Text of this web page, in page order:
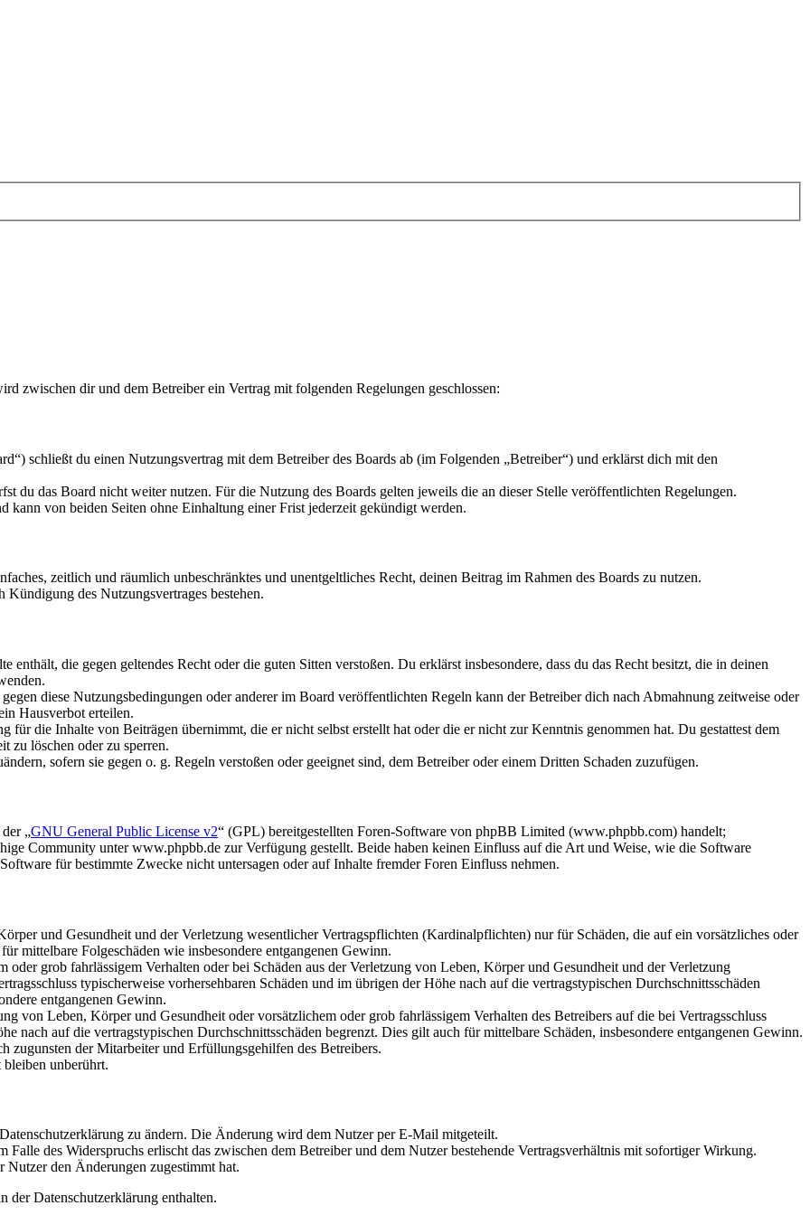
zwischen dir und dem Betreiber ein Vertrag mit folgenden Regelungen geschlossen:
schließt du einen Nutzungsvertrag mit dem Betreiber des Boards ab (im Folgenden „Betreiber“) und erklärst dich mit den
du das Board nicht weiter nutzen. Für die Nutzung des Boards gelten jeweils die an dieser Stelle veröffentlichten Regelungen.
kann von beiden Seiten ohne Einhaltung einer Frist jederzeit gekündigt werden.
zeitlich und räumlich unbeschränktes und unentgeltliches Recht, deinen Beitrag im Rahmen des Boards zu nutzen.
des Nutzungsvertrages bestehen.
enthält, die gegen geltendes Recht oder die guten Sitten verstoßen. Du erklärst insbesondere, dass du das Recht besitzt, die in deinen
diese Nutzungsbedingungen oder anderer im Board veröffentlichten Regeln kann der Betreiber dich nach Abmahnung zeitweise oder
Hausverbot erteilen.
für die Inhalte von Beiträgen übernimmt, die er nicht selbst erstellt hat oder die er nicht zur Kenntnis genommen hat. Du gestattest dem
zu löschen oder zu sperren.
sofern sie gegen o. g. Regeln verstoßen oder geeignet sind, dem Betreiber oder einem Dritten Schaden zuzufügen.
„GNU General Public License v2“ (GPL) bereitgestellten Foren-Software von phpBB Limited (www.phpbb.com) handelt;
Community unter www.phpbb.de zur Verfügung gestellt. Beide haben keinen Einfluss auf die Art und Weise, wie die Software
für bestimmte Zwecke nicht untersagen oder auf Inhalte fremder Foren Einfluss nehmen.
und Gesundheit und der Verletzung wesentlicher Vertragspflichten (Kardinalpflichten) nur für Schäden, die auf ein vorsätzliches oder
mittelbare Folgeschäden wie insbesondere entgangenen Gewinn.
grob fahrlässigem Verhalten oder bei Schäden aus der Verletzung von Leben, Körper und Gesundheit und der Verletzung
typischerweise vorhersehbaren Schäden und im übrigen der Höhe nach auf die vertragstypischen Durchschnittsschäden
entgangenen Gewinn.
von Leben, Körper und Gesundheit oder vorsätzlichem oder grob fahrlässigem Verhalten des Betreibers auf die bei Vertragsschluss
nach auf die vertragstypischen Durchschnittsschäden begrenzt. Dies gilt auch für mittelbare Schäden, insbesondere entgangenen Gewinn.
zugunsten der Mitarbeiter und Erfüllungsgehilfen des Betreibers.
unberührt.
zu ändern. Die Änderung wird dem Nutzer per E-Mail mitgeteilt.
des Widerspruchs erlischt das zwischen dem Betreiber und dem Nutzer bestehende Vertragsverhältnis mit sofortiger Wirkung.
den Änderungen zugestimmt hat.
der Datenschutzerklärung enthalten.